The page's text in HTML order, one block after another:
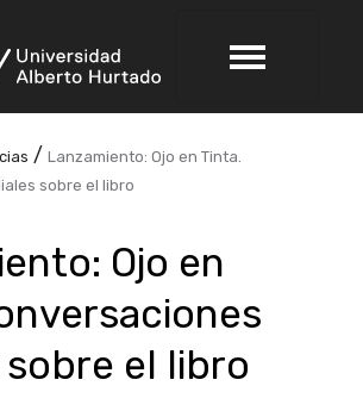
/Lanzamiento: Ojo en Tinta.
sobre el libro
Ojo en
el libro